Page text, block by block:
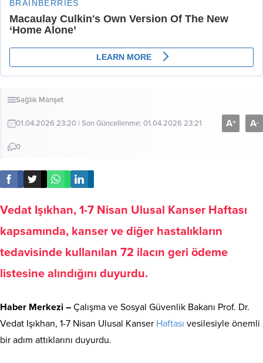
Sağlık Manşet
01.04.2026 23:20 | Son Güncellenme: 01.04.2026 23:21
0
A+ A-
Vedat Işıkhan, 1-7 Nisan Ulusal Kanser Haftası
kapsamında, kanser ve diğer hastalıkların
tedavisinde kullanılan 72 ilacın geri ödeme
listesine alındığını duyurdu.
Haber Merkezi – Çalışma ve Sosyal Güvenlik Bakanı Prof. Dr.
Vedat Işıkhan, 1-7 Nisan Ulusal Kanser Haftası vesilesiyle önemli
bir adım attıklarını duyurdu.